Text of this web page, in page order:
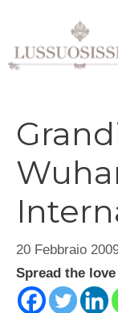
contenuto
20 Febbraio
Spread the love